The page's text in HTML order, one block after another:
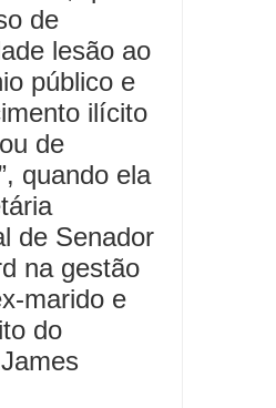
de
lesão ao
público e
ilícito
de
quando ela
de Senador
na gestão
marido e
do